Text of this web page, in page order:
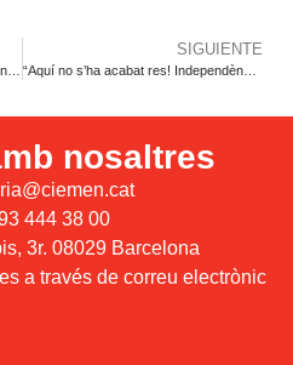
SIGUIENTE
“Aquí no s’ha acabat res! Independència. Països Catalans. Prou repressió”
nosaltres
444 38 00
3r. 08029 Barcelona
a través de correu electrònic